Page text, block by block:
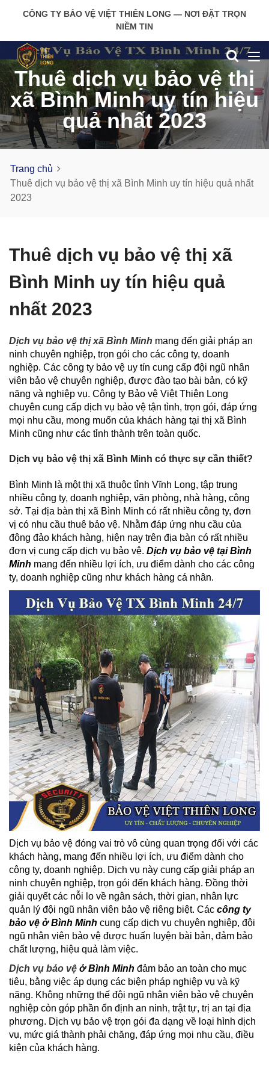
CÔNG TY BẢO VỆ VIỆT THIÊN LONG — NƠI ĐẶT TRỌN
NIỀM TIN
Thuê dịch vụ bảo vệ thị
xã Bình Minh uy tín hiệu
quả nhất 2023
Trang chủ
Thuê dịch vụ bảo vệ thị xã Bình Minh uy tín hiệu quả nhất
2023
Thuê dịch vụ bảo vệ thị xã
Bình Minh uy tín hiệu quả
nhất 2023
Dịch vụ bảo vệ thị xã Bình Minh mang đến giải pháp an
ninh chuyên nghiệp, trọn gói cho các công ty, doanh
nghiệp. Các công ty bảo vệ uy tín cung cấp đội ngũ nhân
viên bảo vệ chuyên nghiệp, được đào tạo bài bản, có kỹ
năng và nghiệp vụ. Công ty Bảo vệ Việt Thiên Long
chuyên cung cấp dịch vụ bảo vệ tận tình, trọn gói, đáp ứng
mọi nhu cầu, mong muốn của khách hàng tại thị xã Bình
Minh cũng như các tỉnh thành trên toàn quốc.
Dịch vụ bảo vệ thị xã Bình Minh có thực sự cần thiết?
Bình Minh là một thị xã thuộc tỉnh Vĩnh Long, tập trung
nhiều công ty, doanh nghiệp, văn phòng, nhà hàng, công
sở. Tại địa bàn thị xã Bình Minh có rất nhiều công ty, đơn
vị có nhu cầu thuê bảo vệ. Nhằm đáp ứng nhu cầu của
đông đảo khách hàng, hiện nay trên địa bàn có rất nhiều
đơn vị cung cấp dịch vụ bảo vệ. Dịch vụ bảo vệ tại Bình
Minh mang đến nhiều lợi ích, ưu điểm dành cho các công
ty, doanh nghiệp cũng như khách hàng cá nhân.
Dịch vụ bảo vệ đóng vai trò vô cùng quan trọng đối với các
khách hàng, mang đến nhiều lợi ích, ưu điểm dành cho
công ty, doanh nghiệp. Dịch vụ này cung cấp giải pháp an
ninh chuyên nghiệp, trọn gói đến khách hàng. Đồng thời
giải quyết các nỗi lo về ngân sách, thời gian, nhân lực
quản lý đội ngũ nhân viên bảo vệ riêng biệt. Các công ty
bảo vệ ở Bình Minh cung cấp dịch vụ chuyên nghiệp, đội
ngũ nhân viên bảo vệ được huấn luyện bài bản, đảm bảo
chất lượng, hiệu quả làm việc.
Dịch vụ bảo vệ ở Bình Minh đảm bảo an toàn cho mục
tiêu, bằng việc áp dụng các biện pháp nghiệp vụ và kỹ
năng. Không những thế đội ngũ nhân viên bảo vệ chuyên
nghiệp còn góp phần ổn định an ninh, trật tự, trị an tại địa
phương. Dịch vụ bảo vệ trọn gói đa dạng về loại hình dịch
vụ, mức giá thành phải chăng, đáp ứng mọi nhu cầu, điều
kiện của khách hàng.